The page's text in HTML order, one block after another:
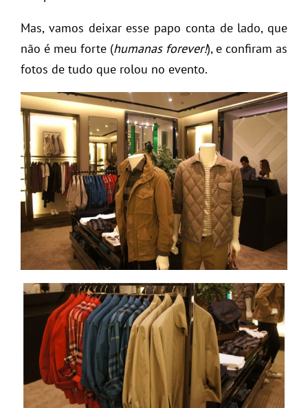
Mas, vamos deixar esse papo conta de lado, que
não é meu forte (humanas forever!), e confiram as
fotos de tudo que rolou no evento.